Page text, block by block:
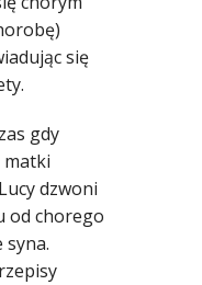
się
gdy
matki
dzwoni
od chorego